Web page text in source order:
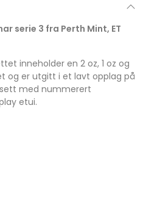
serie 3 fra Perth Mint, ET
inneholder en 2 oz, 1 oz og
og er utgitt i et lavt opplag på
sett med nummerert
etui.